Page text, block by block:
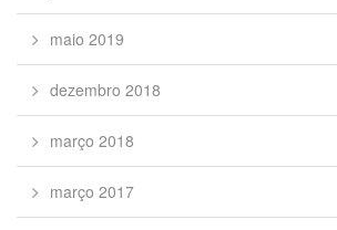
maio 2019
dezembro 2018
março 2018
março 2017